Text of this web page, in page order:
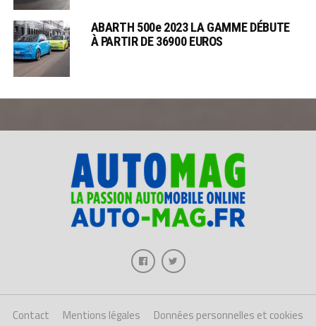
ABARTH 500e 2023 LA GAMME DÉBUTE
À PARTIR DE 36900 EUROS
Contact Mentions légales Données personnelles et cookies